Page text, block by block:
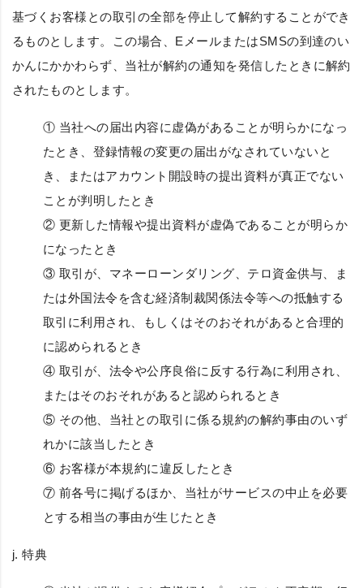
基づくお客様との取引の全部を停止して解約することができ
るものとします。この場合、EメールまたはSMSの到達のい
かんにかかわらず、当社が解約の通知を発信したときに解約
されたものとします。
① 当社への届出内容に虚偽があることが明らかになっ
たとき、登録情報の変更の届出がなされていないと
き、またはアカウント開設時の提出資料が真正でない
ことが判明したとき
② 更新した情報や提出資料が虚偽であることが明らか
になったとき
③ 取引が、マネーローンダリング、テロ資金供与、ま
たは外国法令を含む経済制裁関係法令等への抵触する
取引に利用され、もしくはそのおそれがあると合理的
に認められるとき
④ 取引が、法令や公序良俗に反する行為に利用され、
またはそのおそれがあると認められるとき
⑤ その他、当社との取引に係る規約の解約事由のいず
れかに該当したとき
⑥ お客様が本規約に違反したとき
⑦ 前各号に掲げるほか、当社がサービスの中止を必要
とする相当の事由が生じたとき
j.特典